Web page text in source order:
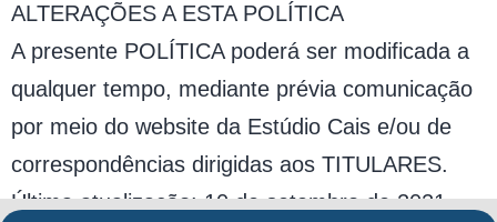
ALTERAÇÕES A ESTA POLÍTICA
A presente POLÍTICA poderá ser modificada a
qualquer tempo, mediante prévia comunicação
por meio do website da Estúdio Cais e/ou de
correspondências dirigidas aos TITULARES.
Última atualização: 10 de setembro de 2021.